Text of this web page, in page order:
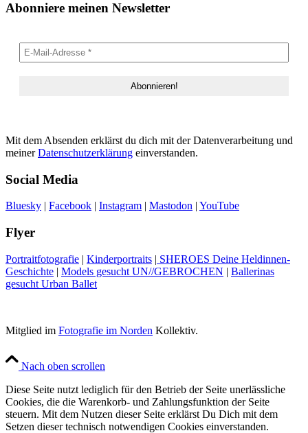
Abonniere meinen Newsletter
Mit dem Absenden erklärst du dich mit der Datenverarbeitung und
meinerDatenschutzerklärung einverstanden.
Social Media
Bluesky | Facebook | Instagram | Mastodon | YouTube
Flyer
Portraitfotografie | Kinderportraits | SHEROES Deine Heldinnen-
Geschichte | Models gesucht UN//GEBROCHEN | Ballerinas
gesucht Urban Ballet
Mitglied im Fotografie im Norden Kollektiv.
Nach oben scrollen
Diese Seite nutzt lediglich für den Betrieb der Seite unerlässliche
Cookies, die die Warenkorb- und Zahlungsfunktion der Seite
steuern. Mit dem Nutzen dieser Seite erklärst Du Dich mit dem
Setzen dieser technisch notwendigen Cookies einverstanden.